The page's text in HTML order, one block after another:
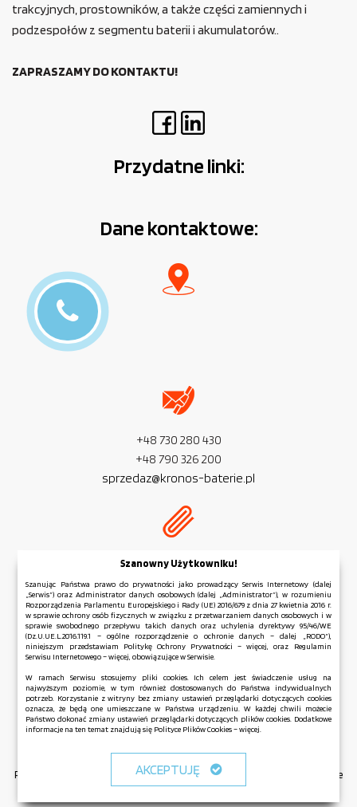
trakcyjnych, prostowników, a także części zamiennych i
podzespołów z segmentu baterii i akumulatorów..
ZAPRASZAMY DO KONTAKTU!
Przydatne linki:
Dane kontaktowe:
+48 730 280 430
+48 790 326 200
sprzedaz@kronos-baterie.pl
NIP:PL 954 279 77 32
REGON:381 583 006
Regulamin serwisu
Polityka Ochrony Prywatności
Polityka Plików Cookies
Mapa strony
Realizacja: Interprom.pl - Domeny premium, pozycjonowanie, responsywne
Szanowny Użytkowniku!
Szanując Państwa prawo do prywatności jako prowadzący Serwis Internetowy (dalej
„Serwis”) oraz Administrator danych osobowych (dalej „Administrator”), w rozumieniu
Rozporządzenia Parlamentu Europejskiego i Rady (UE) 2016/679 z dnia 27 kwietnia 2016 r.
w sprawie ochrony osób fizycznych w związku z przetwarzaniem danych osobowych i w
sprawie swobodnego przepływu takich danych oraz uchylenia dyrektywy 95/46/WE
(Dz.U.UE.L.2016.119.1 – ogólne rozporządzenie o ochronie danych – dalej „RODO”),
niniejszym przedstawiam Politykę Ochrony Prywatności – więcej, oraz Regulamin
Serwisu Internetowego – więcej, obowiązujące w Serwisie.
W ramach Serwisu stosujemy pliki cookies. Ich celem jest świadczenie usług na
najwyższym poziomie, w tym również dostosowanych do Państwa indywidualnych
potrzeb. Korzystanie z witryny bez zmiany ustawień przeglądarki dotyczących cookies
oznacza, że będą one umieszczane w Państwa urządzeniu. W każdej chwili możecie
Państwo dokonać zmiany ustawień przeglądarki dotyczących plików cookies. Dodatkowe
informacje na ten temat znajdują się Polityce Plików Cookies – więcej.
AKCEPTUJĘ